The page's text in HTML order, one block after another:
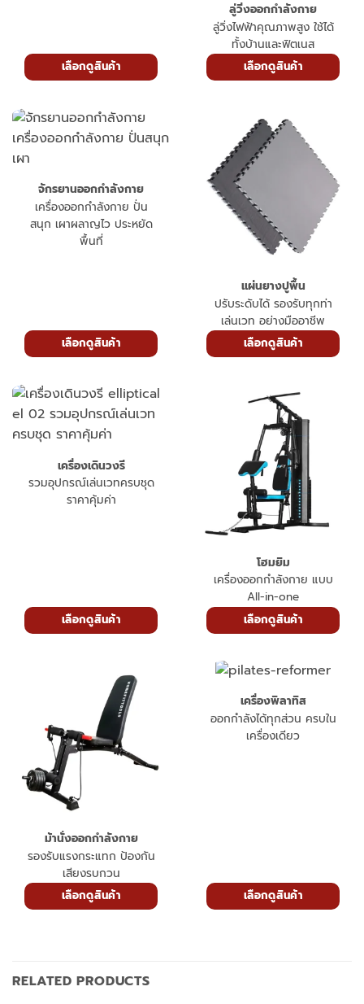
เลือกดูสินค้า
ลู่วิ่งออกกำลังกาย
ลู่วิ่งไฟฟ้าคุณภาพสูง ใช้ได้
ทั้งบ้านและฟิตเนส
เลือกดูสินค้า
จักรยานออกกำลังกาย
เครื่องออกกำลังกาย ปั่น
สนุก เผาผลาญไว ประหยัด
พื้นที่
เลือกดูสินค้า
แผ่นยางปูพื้น
ปรับระดับได้ รองรับทุกท่า
เล่นเวท อย่างมืออาชีพ
เลือกดูสินค้า
เครื่องเดินวงรี
รวมอุปกรณ์เล่นเวทครบชุด
ราคาคุ้มค่า
เลือกดูสินค้า
โฮมยิม
เครื่องออกกำลังกาย แบบ
All-in-one
เลือกดูสินค้า
ม้านั่งออกกำลังกาย
รองรับแรงกระแทก ป้องกัน
เสียงรบกวน
เลือกดูสินค้า
เครื่องพิลาทิส
ออกกำลังได้ทุกส่วน ครบใน
เครื่องเดียว
เลือกดูสินค้า
RELATED PRODUCTS